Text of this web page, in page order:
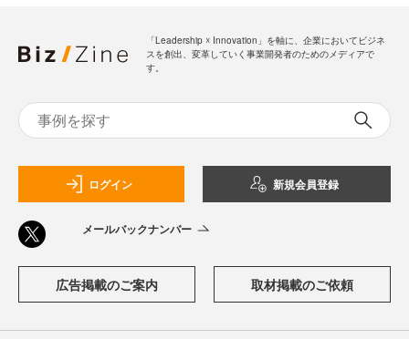
「Leadership ☓ Innovation」を軸に、企業においてビジネ
スを創出、変革していく事業開発者のためのメディアで
す。
ログイン 新規会員登録
メールバックナンバー
広告掲載のご案内 取材掲載のご依頼